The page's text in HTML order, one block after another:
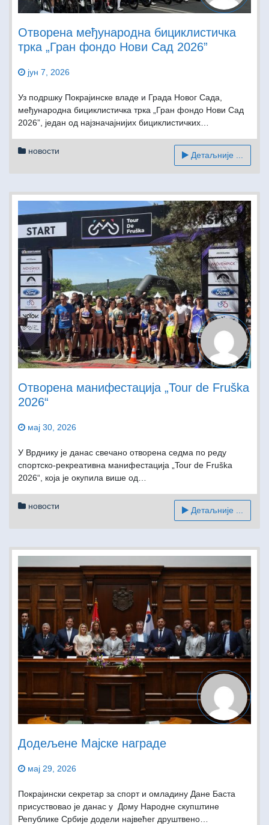
Отворена међународна бициклистичка
трка „Гран фондо Нови Сад 2026”
јун 7, 2026
Уз подршку Покрајинске владе и Града Новог Сада,
међународна бициклистичка трка „Гран фондо Нови Сад
2026”, један од најзначајнијих бициклистичких…
новости Детаљније ...
Oтворена манифестација „Tour de Fruška
2026“
мај 30, 2026
У Врднику је данас свечано отворена седма по реду
спортско-рекреативна манифестација „Tour de Fruška
2026“, која је окупила више од…
новости Детаљније ...
Додељене Мајске награде
мај 29, 2026
Покрајински секретар за спорт и омладину Дане Баста
присуствовао је данас у Дому Народне скупштине
Републике Србије додели највећег друштвено…